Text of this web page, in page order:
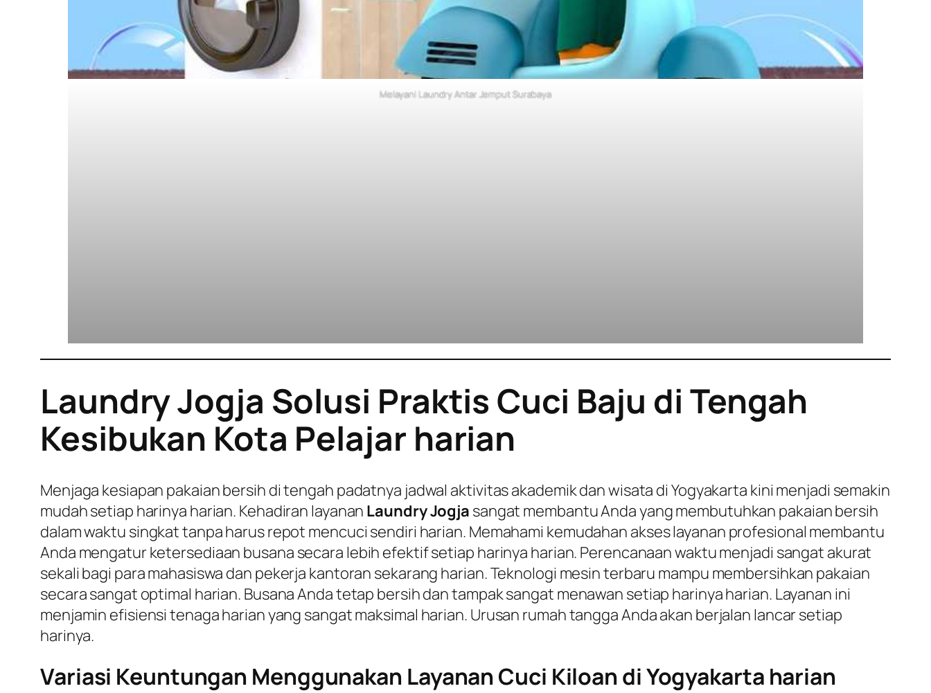
Melayani Laundry Antar Jemput Surabaya
Laundry Jogja Solusi Praktis Cuci Baju di Tengah
Kesibukan Kota Pelajar harian
Menjaga kesiapan pakaian bersih di tengah padatnya jadwal aktivitas akademik dan wisata di Yogyakarta kini menjadi semakin
mudah setiap harinya harian. Kehadiran layanan Laundry Jogja sangat membantu Anda yang membutuhkan pakaian bersih
dalam waktu singkat tanpa harus repot mencuci sendiri harian. Memahami kemudahan akses layanan profesional membantu
Anda mengatur ketersediaan busana secara lebih efektif setiap harinya harian. Perencanaan waktu menjadi sangat akurat
sekali bagi para mahasiswa dan pekerja kantoran sekarang harian. Teknologi mesin terbaru mampu membersihkan pakaian
secara sangat optimal harian. Busana Anda tetap bersih dan tampak sangat menawan setiap harinya harian. Layanan ini
menjamin efisiensi tenaga harian yang sangat maksimal harian. Urusan rumah tangga Anda akan berjalan lancar setiap
harinya.
Variasi Keuntungan Menggunakan Layanan Cuci Kiloan di Yogyakarta harian